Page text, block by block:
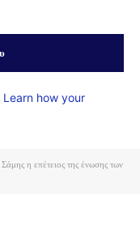
Learn how your